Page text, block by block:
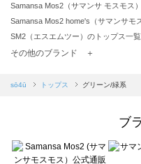
Samansa Mos2（サマンサ モスモス
Samansa Mos2 home's（サマンサモ
SM2（エスエムツー）のトップス一覧
TSUHARU by Samansa Mos2（ツハ
Samansa Mos2 blue（サマンサモス
sō4ū（ソウフォーユー）のトップス
Te chichi（テチチ）のトップス一覧
Te chichi CLASSIC（テチチ クラシッ
その他のブランド ＋
sō4ū トップス グリーン/緑系
ブ